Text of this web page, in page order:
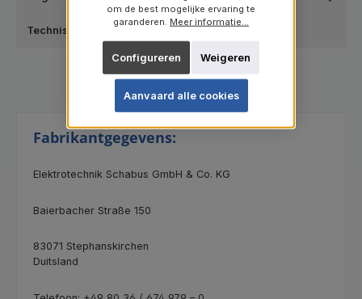
Technische gegevens
Fabrikantgegevens:
Elektrotechnik Schabus GmbH & Co. KG
Baierbacher Straße 150
83071 Stephanskirchen
Duitsland
om de best mogelijke ervaring te
garanderen. Meer informatie...
Weigeren
Configureren
Aanvaard alle cookies